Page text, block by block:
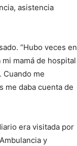
asistencia
“Hubo veces en
mamá de hospital
Cuando me
me daba cuenta de
era visitada por
y